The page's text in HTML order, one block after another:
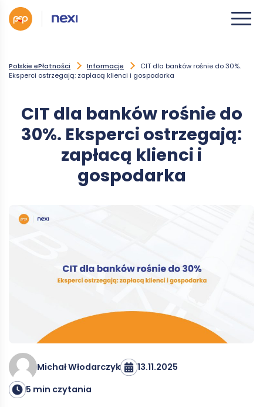
Polskie ePłatności Informacje
CIT dla banków rośnie do 30%.
Eksperci ostrzegają: zapłacą klienci i gospodarka
CIT dla banków rośnie do
30%. Eksperci ostrzegają:
zapłacą klienci i
gospodarka
Michał Włodarczyk
13.11.2025
5 min czytania